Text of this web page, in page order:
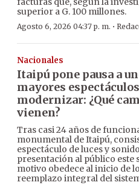
superior a G. 100 millones.
Agosto 6, 2026 04:37 p. m. ·
Nacionales
Itaipú pone pausa a
mayores
modernizar: ¿Qué
vienen?
Tras casi 24 años de
monumental de Itaipú,
espectáculo de luces y
presentación al público este
motivo obedece al inicio de
reemplazo integral del